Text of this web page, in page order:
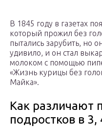
В 1845 году в газетах
который прожил без
пытались зарубить, но
удивило, и он стал
молоком с помощью
«Жизнь курицы без
Майка».
Как различают
подростков в